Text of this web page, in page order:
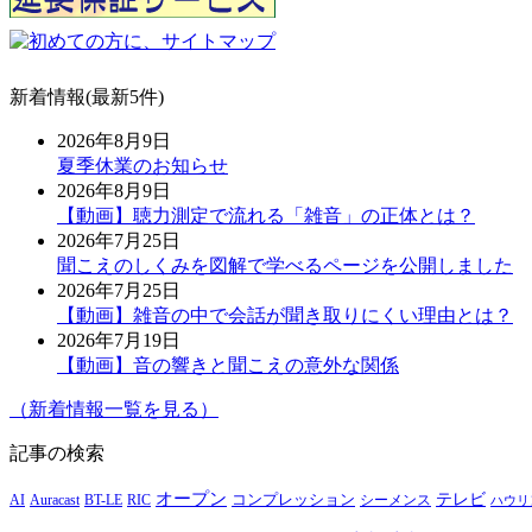
新着情報(最新5件)
2026年8月9日
夏季休業のお知らせ
2026年8月9日
【動画】聴力測定で流れる「雑音」の正体とは？
2026年7月25日
聞こえのしくみを図解で学べるページを公開しました
2026年7月25日
【動画】雑音の中で会話が聞き取りにくい理由とは？
2026年7月19日
【動画】音の響きと聞こえの意外な関係
（新着情報一覧を見る）
記事の検索
AI Auracast BT-LE RIC オープン コンプレッション シーメンス テレビ ハウ